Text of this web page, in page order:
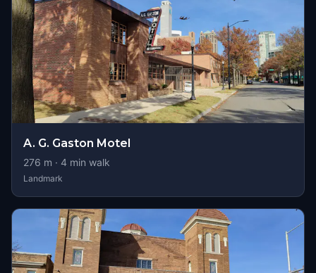
A. G. Gaston Motel
276 m · 4 min walk
Landmark